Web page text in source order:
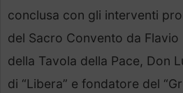
conclusa con gli interventi
del Sacro Convento da
della Tavola della Pace, Don
di “Libera” e fondatore del